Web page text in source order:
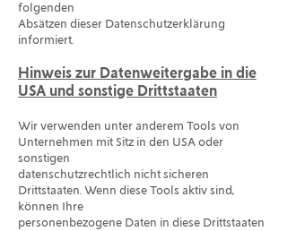
folgenden
Absätzen dieser Datenschutzerklärung
informiert.
Hinweis zur Datenweitergabe in die
USA und sonstige Drittstaaten
Wir verwenden unter anderem Tools von
Unternehmen mit Sitz in den USA oder
sonstigen
datenschutzrechtlich nicht sicheren
Drittstaaten. Wenn diese Tools aktiv sind,
können Ihre
personenbezogene Daten in diese Drittstaaten